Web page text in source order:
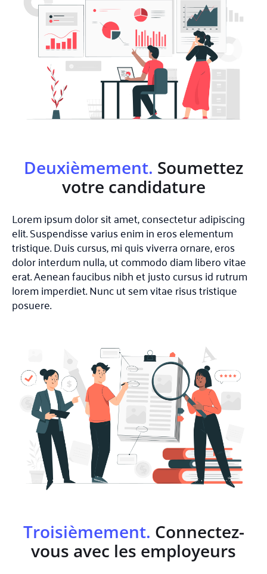
Deuxièmement. Soumettez
votre candidature
Lorem ipsum dolor sit amet, consectetur adipiscing
elit. Suspendisse varius enim in eros elementum
tristique. Duis cursus, mi quis viverra ornare, eros
dolor interdum nulla, ut commodo diam libero vitae
erat. Aenean faucibus nibh et justo cursus id rutrum
lorem imperdiet. Nunc ut sem vitae risus tristique
posuere.
Troisièmement. Connectez-
vous avec les employeurs